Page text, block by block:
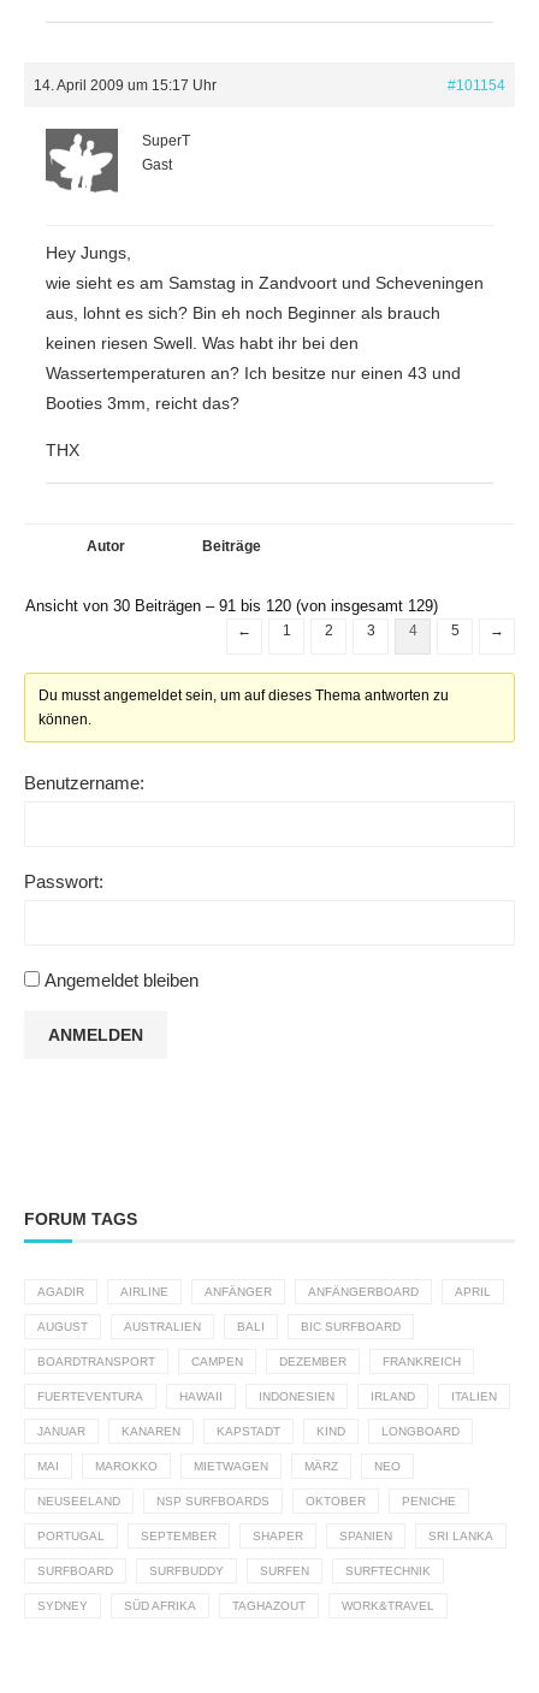
14. April 2009 um 15:17 Uhr #101154
SuperT
Gast
Hey Jungs,
wie sieht es am Samstag in Zandvoort und Scheveningen
aus, lohnt es sich? Bin eh noch Beginner als brauch
keinen riesen Swell. Was habt ihr bei den
Wassertemperaturen an? Ich besitze nur einen 43 und
Booties 3mm, reicht das?
THX
Autor Beiträge
Ansicht von 30 Beiträgen – 91 bis 120 (von insgesamt 129)
← 1 2 3 4 5 →
Du musst angemeldet sein, um auf dieses Thema antworten zu
können.
Benutzername:
Passwort:
Angemeldet bleiben
ANMELDEN
FORUM TAGS
AGADIR AIRLINE ANFÄNGER ANFÄNGERBOARD APRIL
AUGUST AUSTRALIEN BALI BIC SURFBOARD
BOARDTRANSPORT CAMPEN DEZEMBER FRANKREICH
FUERTEVENTURA HAWAII INDONESIEN IRLAND ITALIEN
JANUAR KANAREN KAPSTADT KIND LONGBOARD
MAI MAROKKO MIETWAGEN MÄRZ NEO
NEUSEELAND NSP SURFBOARDS OKTOBER PENICHE
PORTUGAL SEPTEMBER SHAPER SPANIEN SRI LANKA
SURFBOARD SURFBUDDY SURFEN SURFTECHNIK
SYDNEY SÜD AFRIKA TAGHAZOUT WORK&TRAVEL